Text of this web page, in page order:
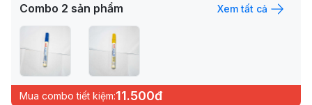
Combo 2 sản phẩm Xem tất cả
Mua combo tiết kiệm:11.500đ